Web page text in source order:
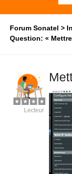
Forum Sonatel
Question: «
Lecteur